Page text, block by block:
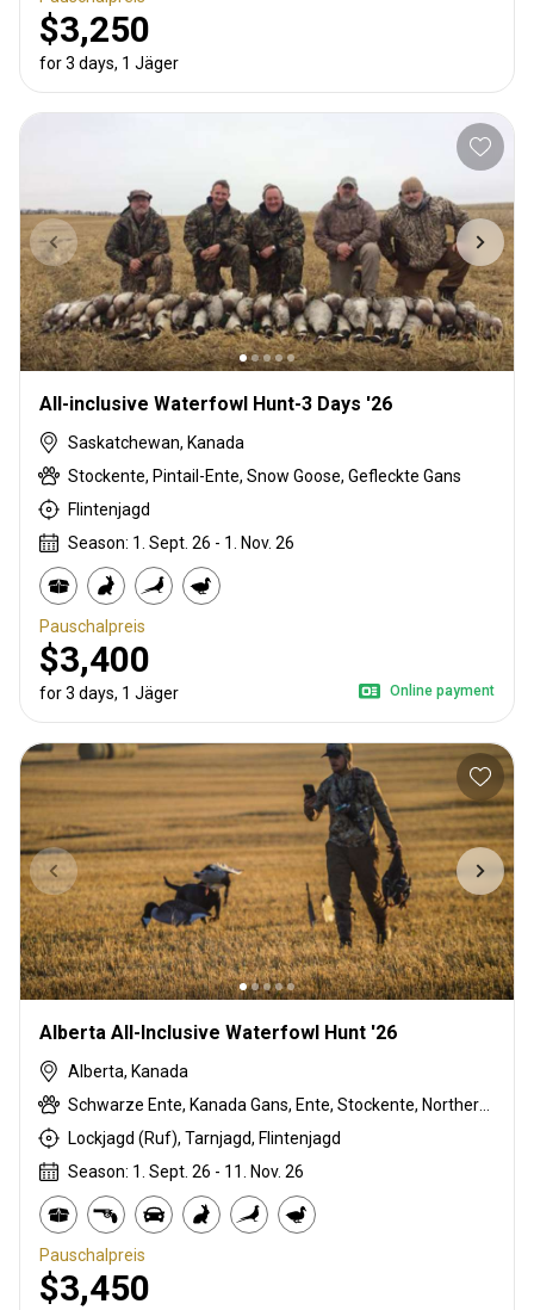
$3,250
for 3 days, 1 Jäger
All-inclusive Waterfowl Hunt-3 Days '26
Saskatchewan, Kanada
Stockente, Pintail-Ente, Snow Goose, Gefleckte Gans
Flintenjagd
Season: 1. Sept. 26 - 1. Nov. 26
Pauschalpreis
$3,400
for 3 days, 1 Jäger Online payment
Alberta All-Inclusive Waterfowl Hunt '26
Alberta, Kanada
Lockjagd (Ruf), Tarnjagd, Flintenjagd
Season: 1. Sept. 26 - 11. Nov. 26
Pauschalpreis
$3,450